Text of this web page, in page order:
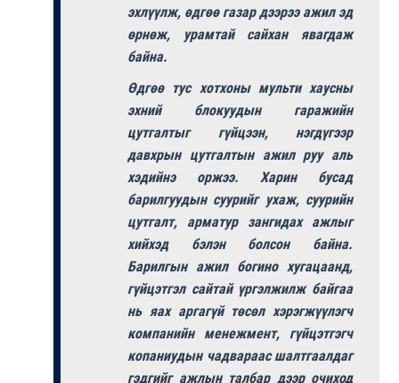
эхлүүлж, өдгөө газар дээрээ ажил эд
өрнөж, урамтай сайхан явагдаж
байна.
Өдгөө тус хотхоны мульти хаусны
эхний блокуудын гаражийн
цутгалтыг гүйцээн, нэгдүгээр
давхрын цутгалтын ажил руу аль
хэдийнэ оржээ. Харин бусад
барилгуудын суурийг ухаж, суурийн
цутгалт, арматур зангидах ажлыг
хийхэд бэлэн болсон байна.
Барилгын ажил богино хугацаанд,
гүйцэтгэл сайтай үргэлжилж байгаа
нь яах аргагүй төсөл хэрэгжүүлэгч
компанийн менежмент, гүйцэтгэгч
копаниудын чадвараас шалтгаалдаг
гэдгийг ажлын талбар дээр очиход